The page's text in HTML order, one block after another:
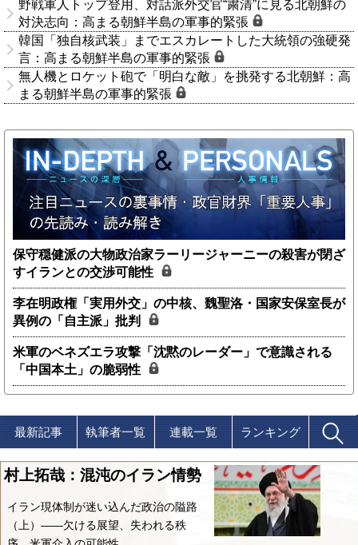
野戦軍人トップ登用、対話派外交官“粛清”に見る北朝鮮の
対決志向：高まる朝鮮半島の軍事的緊張
韓国「独自核武装」までエスカレートした大統領の強硬発
言：高まる朝鮮半島の軍事的緊張
無人機とロケット砲で「明白な敵」を挑発する北朝鮮：高
まる朝鮮半島の軍事的緊張
保守穏健派の大物政治家ラーリージャーニーの殺害が閉ざ
すイランとの交渉可能性
李在明政権「実用外交」の中核、魏聖洛・国家安保室長が
異例の「自主派」批判
米軍のベネズエラ攻撃「沈黙のレーダー」で意識される
「中国本土」の脆弱性
最新記事 執筆者一覧 連載一覧 ランキング
村上拓哉：混沌のイラン情勢
イラン現体制が迷い込んだ政治の隘路
（上）――欠ける展望、失われる秩